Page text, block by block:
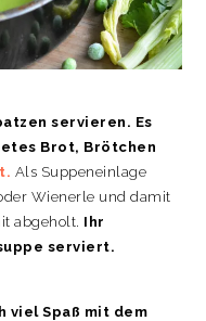
servieren. Es
Brot, Brötchen
Als Suppeneinlage
Wienerle und damit
abgeholt. Ihr
serviert.
viel Spaß mit dem